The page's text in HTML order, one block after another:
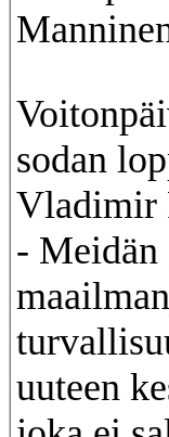
sodan
Vladimir
- Meidän
uuteen